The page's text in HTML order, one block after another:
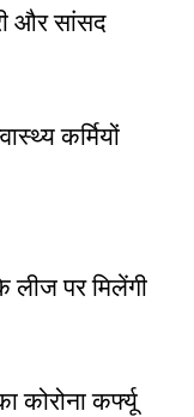
और सांसद
कर्मियों
लीज पर मिलेंगी
कोरोना कर्फ्यू